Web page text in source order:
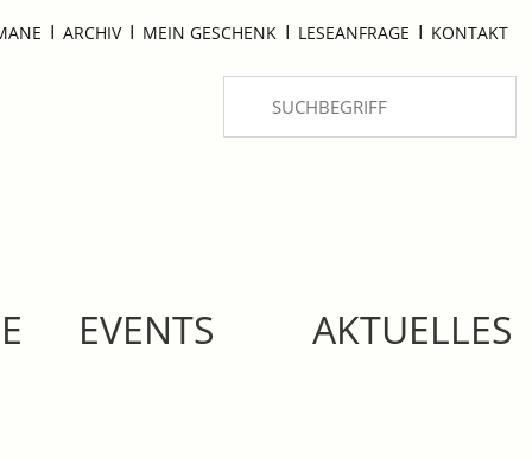
I ARCHIV I MEIN GESCHENK I LESEANFRAGE I KONTAKT
EVENTS AKTUELLES